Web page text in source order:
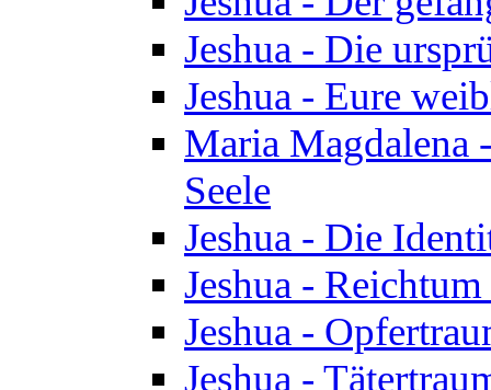
Jeshua - Die
Jeshua - Eure
Maria Magdalena
Seele
Jeshua - Die
Jeshua -
Jeshua -
Jeshua -